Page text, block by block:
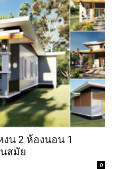
น 2 ห้องนอน 1
สมัย
0